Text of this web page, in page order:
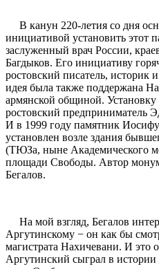
В канун 220-летия со дня
инициативой установить этот
заслуженный врач России,
Багдыков. Его инициативу
ростовский писатель, историк
идея была также поддержана
армянской общиной.
ростовский предприниматель
И в 1999 году памятник
установлен возле здания
(ТЮЗа, ныне Академического
площади Свободы. Автор
Бегалов.
На мой взгляд, Бегалов
Аргутинскому − он как бы
магистрата Нахичевани. И это
Аргутинский сыграл в